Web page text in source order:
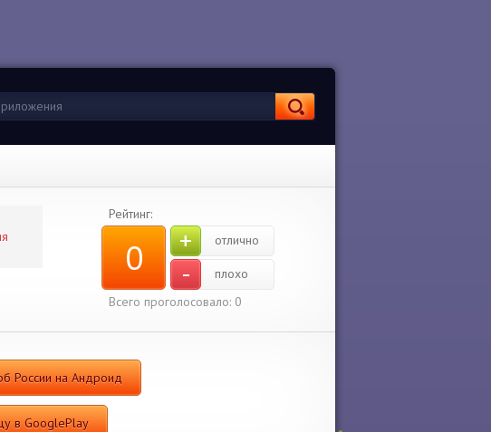
Рейтинг:
0 + отлично
-
плохо
Всего проголосовало: 0
России на Андроид
в GooglePlay